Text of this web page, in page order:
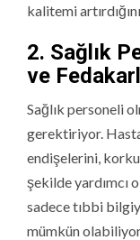
kalitemi
2. Sağlık
ve
Sağlık personeli
gerektiriyor.
endişelerini,
şekilde yardımcı
sadece tıbbi
mümkün